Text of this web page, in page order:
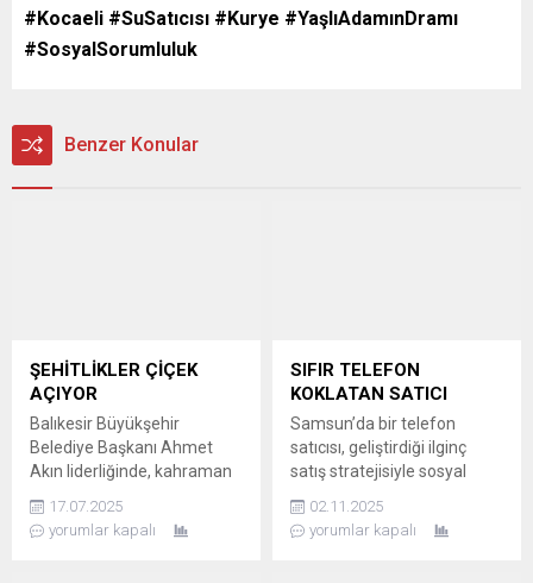
#Kocaeli #SuSatıcısı #Kurye #YaşlıAdamınDramı
#SosyalSorumluluk
Benzer Konular
ŞEHİTLİKLER ÇİÇEK
AÇIYOR
Balıkesir Büyükşehir
Belediye Başkanı Ahmet
Akın liderliğinde, kahraman
için şehitliklerde bakım ve
çiçeklendirme çalışmaları
17.07.2025
yorumlar kapalı
SIFIR TELEFON
KOKLATAN SATICI
Samsun’da bir telefon
satıcısı, geliştirdiği ilginç
satış stratejisiyle sosyal
geldi. Tarık Balcı isimli satıcı,
sattığı sıfır telefonları
02.11.2025
yorumlar kapalı